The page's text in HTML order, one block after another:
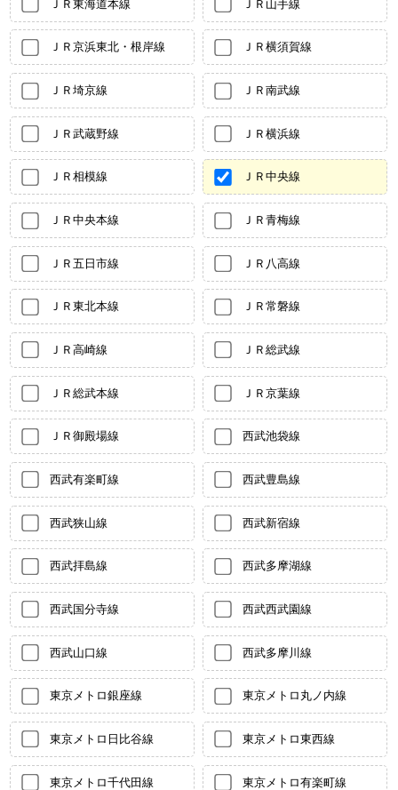
ＪＲ東海道本線 ＪＲ山手線
ＪＲ京浜東北・根岸線 ＪＲ横須賀線
ＪＲ埼京線 ＪＲ南武線
ＪＲ武蔵野線 ＪＲ横浜線
ＪＲ相模線 ＪＲ中央線
ＪＲ中央本線 ＪＲ青梅線
ＪＲ五日市線 ＪＲ八高線
ＪＲ東北本線 ＪＲ常磐線
ＪＲ高崎線 ＪＲ総武線
ＪＲ総武本線 ＪＲ京葉線
ＪＲ御殿場線 西武池袋線
西武有楽町線 西武豊島線
西武狭山線 西武新宿線
西武拝島線 西武多摩湖線
西武国分寺線 西武西武園線
西武山口線 西武多摩川線
東京メトロ銀座線 東京メトロ丸ノ内線
東京メトロ日比谷線 東京メトロ東西線
東京メトロ千代田線 東京メトロ有楽町線